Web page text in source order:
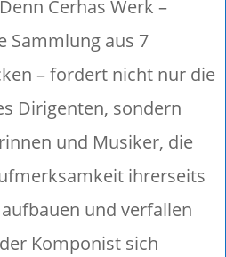
Cerhas Werk –
Sammlung aus 7
– fordert nicht nur die
Dirigenten, sondern
und Musiker, die
ihrerseits
und verfallen
Komponist sich